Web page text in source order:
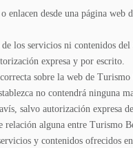
enlacen desde una página
los servicios ni contenidos
expresa y por escrito.
sobre la web de
no contendrá
salvo autorización expresa
alguna entre Turismo
y contenidos ofrecidos